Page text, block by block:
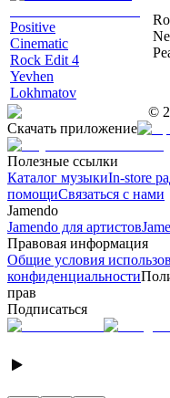
Positive
Cinematic
Rock Edit 4
Yevhen
Lokhmatov
©
Скачать приложение
Полезные ссылки
Каталог музыкиIn-store
помощиСвязаться с нами
Jamendo
Jamendo для артистов
Правовая информация
Общие условия
конфиденциальности
прав
Подписаться